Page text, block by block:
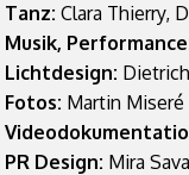
Tanz: Clara Thierry,
Musik,
Lichtdesign:
Fotos: Martin Miseré
PR Design: Mira